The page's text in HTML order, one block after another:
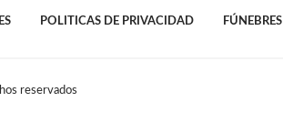
POLITICAS DE PRIVACIDAD FÚNEBRES
reservados